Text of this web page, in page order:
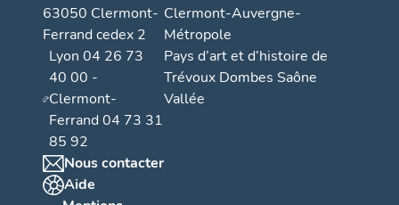
63050 Clermont-
Ferrand cedex 2
Lyon 04 26 73
40 00 -
Clermont-
Ferrand 04 73 31
85 92
Nous contacter
Aide
Clermont-Auvergne-
Métropole
Pays d’art et d’histoire de
Trévoux Dombes Saône
Vallée